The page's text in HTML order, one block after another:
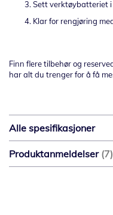
Sett verktøybatteriet
Klar for rengjøring
Finn flere tilbehør og
har alt du trenger for å få
Alle spesifikasjoner
Produktanmeldelser 7